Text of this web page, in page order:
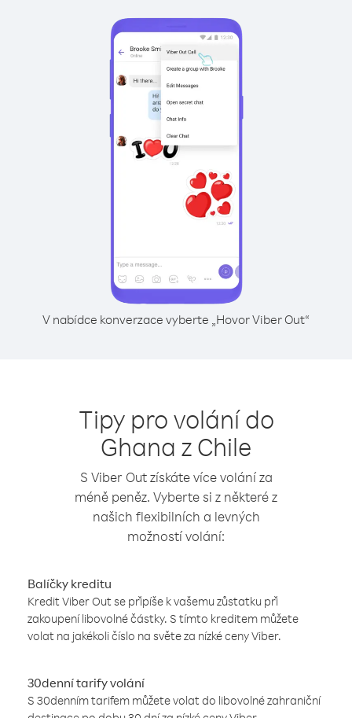
V nabídce konverzace vyberte „Hovor Viber Out“
Tipy pro volání do
Ghana z Chile
S Viber Out získáte více volání za
méně peněz. Vyberte si z některé z
našich flexibilních a levných
možností volání:
Balíčky kreditu
Kredit Viber Out se připíše k vašemu zůstatku při
zakoupení libovolné částky. S tímto kreditem můžete
volat na jakékoli číslo na světe za nízké ceny Viber.
30denní tarify volání
S 30denním tarifem můžete volat do libovolné zahraniční